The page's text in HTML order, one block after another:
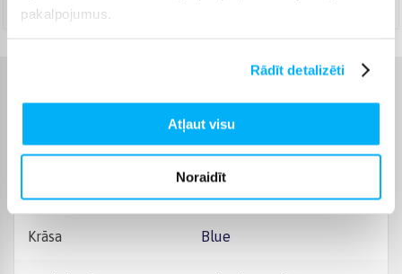
pakalpojumus.
Rādīt detalizēti
Atļaut visu
Noraidīt
Ražotājs Braun
Krāsa Blue